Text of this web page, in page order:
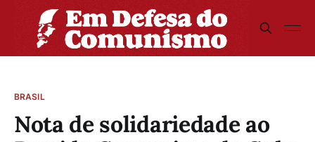
BRASIL
Nota de solidariedade ao